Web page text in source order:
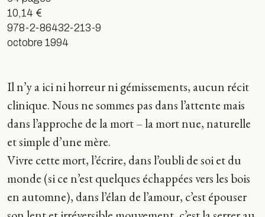
10,14 €
978-2-86432-213-9
octobre 1994
Il n’y a ici ni horreur ni gémissements, aucun récit
clinique. Nous ne sommes pas dans l’attente mais
dans l’approche de la mort – la mort nue, naturelle
et simple d’une mère.
Vivre cette mort, l’écrire, dans l’oubli de soi et du
monde (si ce n’est quelques échappées vers les bois
en automne), dans l’élan de l’amour, c’est épouser